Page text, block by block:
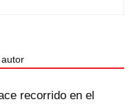
recorrido en el